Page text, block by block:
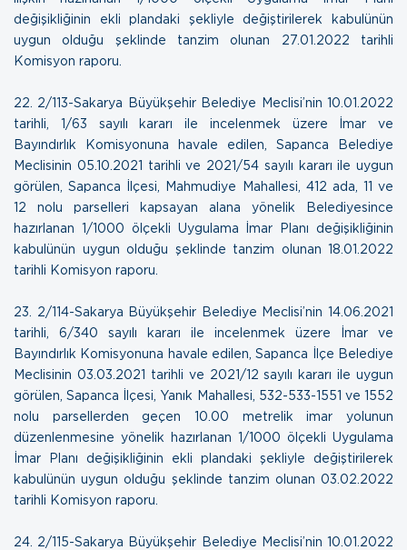
değişikliğinin ekli plandaki şekliyle değiştirilerek kabulünün
uygun olduğu şeklinde tanzim olunan 27.01.2022 tarihli
Komisyon raporu
22.
2/113-Sakarya Büyükşehir Belediye Meclisi’nin 10.01.2022
tarihli, 1/63 sayılı kararı ile incelenmek üzere İmar ve
Bayındırlık Komisyonuna havale edilen, Sapanca Belediye
Meclisinin 05.10.2021 tarihli ve 2021/54 sayılı kararı ile uygun
görülen, Sapanca İlçesi, Mahmudiye Mahallesi, 412 ada, 11 ve
12 nolu parselleri kapsayan alana yönelik Belediyesince
hazırlanan 1/1000 ölçekli Uygulama İmar Planı değişikliğinin
kabulünün uygun olduğu şeklinde tanzim olunan 18.01.2022
tarihli Komisyon raporu
23.
2/114-Sakarya Büyükşehir Belediye Meclisi’nin 14.06.2021
tarihli, 6/340 sayılı kararı ile incelenmek üzere İmar ve
Bayındırlık Komisyonuna havale edilen, Sapanca İlçe Belediye
Meclisinin 03.03.2021 tarihli ve 2021/12 sayılı kararı ile uygun
görülen, Sapanca İlçesi, Yanık Mahallesi, 532-533-1551 ve 1552
nolu parsellerden geçen 10.00 metrelik imar yolunun
düzenlenmesine yönelik hazırlanan 1/1000 ölçekli Uygulama
İmar Planı değişikliğinin ekli plandaki şekliyle değiştirilerek
kabulünün uygun olduğu şeklinde tanzim olunan 03.02.2022
tarihli Komisyon raporu
24. 2/115-Sakarya Büyükşehir Belediye Meclisi’nin 10.01.2022